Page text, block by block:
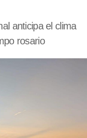
anticipa el clima
rosario